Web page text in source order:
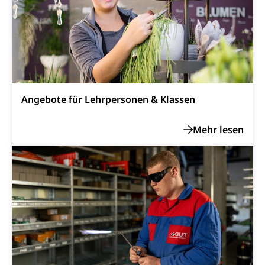
Angebote für Lehrpersonen & Klassen
Darmkrebsvorsorge
Kantonales Tabakpräventionsprogramm
Gesundheitsförderung
Prävention (Polizei)
Suchtprävention
Gesundheitsversorgung
Soziale Sicherheit
Sozialversicherungen, Sozialpolitik,
Arbeitslosenversicherung,
Mutterschaftsversicherung, Krankenversicherung,
Unfallversicherung, Invalidenversicherung,
Krankenversicherung (WAS Luzern)
Existenzsicherung - Sozialhilfe
Soziales und Gesellschaft (Dienststelle)
Opferhilfe
Arbeitslosenversicherung (WAS Luzern)
Invalidenversicherung (WAS Luzern)
Medikamentenabhängigkeit,
Arzneimittelabhängigkeit, Suchtkrankheit,
Drogenabhängige, Drogensüchtige,
Betäubungsmittel, Suchtmittel, Psychopharmaka
Fachstelle Sucht Region Luzern
Drogen (Polizei)
Sucht
Gesundheitsversorgung
Gesundheitsversorgung, Spital, Pflegeinitiative,
Ambulant vor stationär, AVOS, Patientendossier